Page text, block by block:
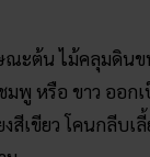
พู หรือ ขาว ออก
สีเขียว โคนกลีบเ
ม